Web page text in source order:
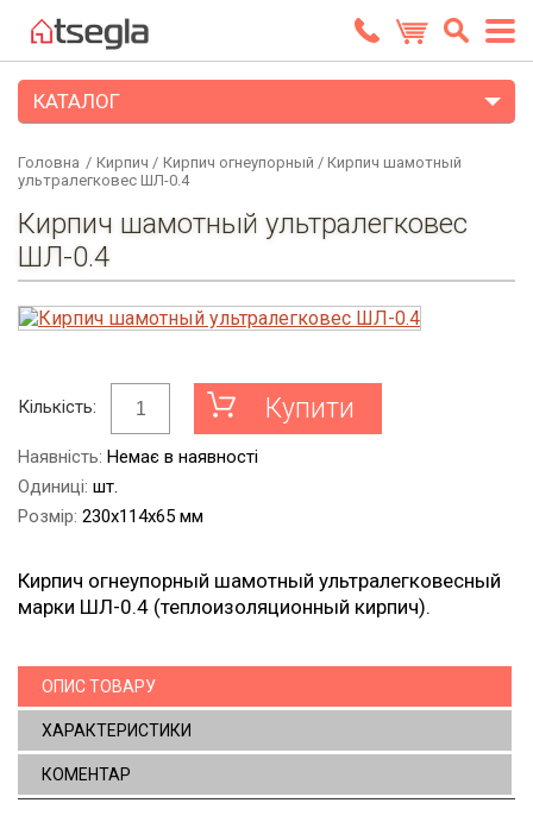
Головна / Кирпич / Кирпич огнеупорный / Кирпич шамотный
ультралегковес ШЛ-0.4
Кирпич шамотный ультралегковес
ШЛ-0.4
Кількість: Купити
Наявність: Немає в наявності
Одиниці: шт.
Розмір: 230x114x65 мм
Кирпич огнеупорный шамотный ультралегковесный
марки ШЛ-0.4 (теплоизоляционный кирпич).
ОПИС ТОВАРУ
ХАРАКТЕРИСТИКИ
КОМЕНТАР
КАТАЛОГ